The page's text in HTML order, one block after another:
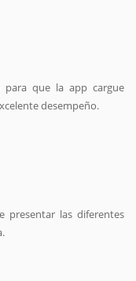
para que la app cargue
desempeño.
presentar las diferentes